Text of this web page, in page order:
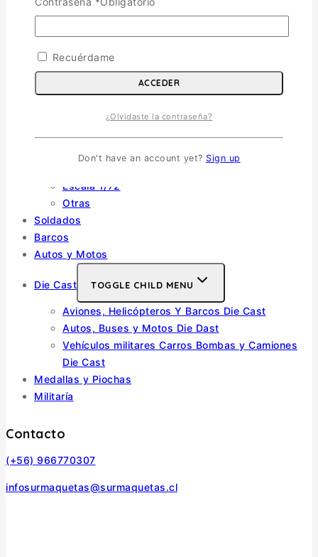
Escala 1/144
Otras
Vehiculos Militares
Escala 1/72
Otras
Soldados
Barcos
Autos y Motos
Die Cast TOGGLE CHILD MENU
Aviones, Helicópteros Y Barcos Die Cast
Autos, Buses y Motos Die Dast
Vehículos militares Carros Bombas y Camiones
Die Cast
Medallas y Piochas
Militaría
Contacto
(+56) 966770307
infosurmaquetas@surmaquetas.cl
Recuérdame
ACCEDER
¿Olvidaste la contraseña?
Don't have an account yet? Sign up